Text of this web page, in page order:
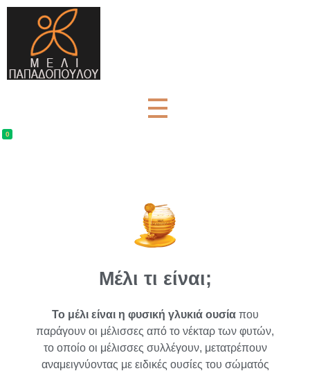
0
Μέλι τι είναι;
Το μέλι είναι η φυσική γλυκιά ουσίαπου
παράγουν οι μέλισσες από το νέκταρ των φυτών,
το οποίο οι μέλισσες συλλέγουν, μετατρέπουν
αναμειγνύοντας με ειδικές ουσίες του σώματός